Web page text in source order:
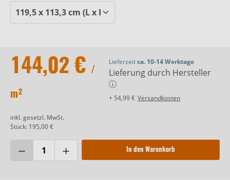
144,02 € /
m²
inkl. gesetzl. MwSt.
Stück: 195,00 €
Lieferzeitca. 10-14 Werktage
Lieferung durch Hersteller
+ 54,99 € Versandkosten
In den Warenkorb